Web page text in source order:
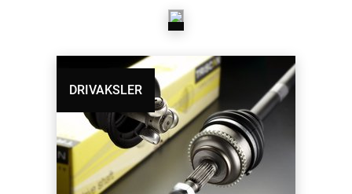
MANCHETTER
DRIVAKSLER